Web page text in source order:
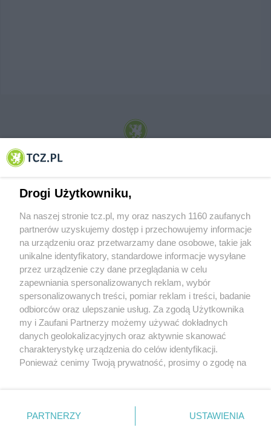
© 2001-2026 Tczew - TCZ.PL Sp. z o.o. Internetowy Serwis Informacyjny Miasta
O FIRMIE POLITYKA PRYWATNOŚCI HOSTING
REKLAMA WSPÓŁPRACA RSS FACEBOOK KONTAKT
Nasze serwisy
Aktualności
Tcz24
Historia miasta
Muzyka i kultura
Archiwum wydarzeń
Zdjęcia miasta
Drogi Użytkowniku,
Na naszej stronie tcz.pl, my oraz naszych 1160 zaufanych
partnerów uzyskujemy dostęp i przechowujemy informacje
na urządzeniu oraz przetwarzamy dane osobowe, takie jak
unikalne identyfikatory, standardowe informacje wysyłane
przez urządzenie czy dane przeglądania w celu
zapewniania spersonalizowanych reklam, wybór
spersonalizowanych treści, pomiar reklam i treści, badanie
odbiorców oraz ulepszanie usług. Za zgodą Użytkownika
my i Zaufani Partnerzy możemy używać dokładnych
danych geolokalizacyjnych oraz aktywnie skanować
charakterystykę urządzenia do celów identyfikacji.
Ponieważ cenimy Twoją prywatność, prosimy o zgodę na
znajdujący się w lewym dolnym rogu strony
. Niektóre
PARTNERZY USTAWIENIA